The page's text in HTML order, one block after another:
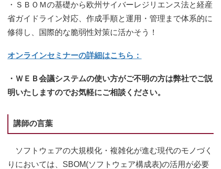
・ＳＢＯＭの基礎から欧州サイバーレジリエンス法と経産
省ガイドライン対応、作成手順と運用・管理まで体系的に
修得し、国際的な脆弱性対策に活かそう！
オンラインセミナーの詳細はこちら：
・ＷＥＢ会議システムの使い方がご不明の方は弊社でご説
明いたしますのでお気軽にご相談ください。
講師の言葉
ソフトウェアの大規模化・複雑化が進む現代のモノづく
りにおいては、SBOM(ソフトウェア構成表)の活用が必要